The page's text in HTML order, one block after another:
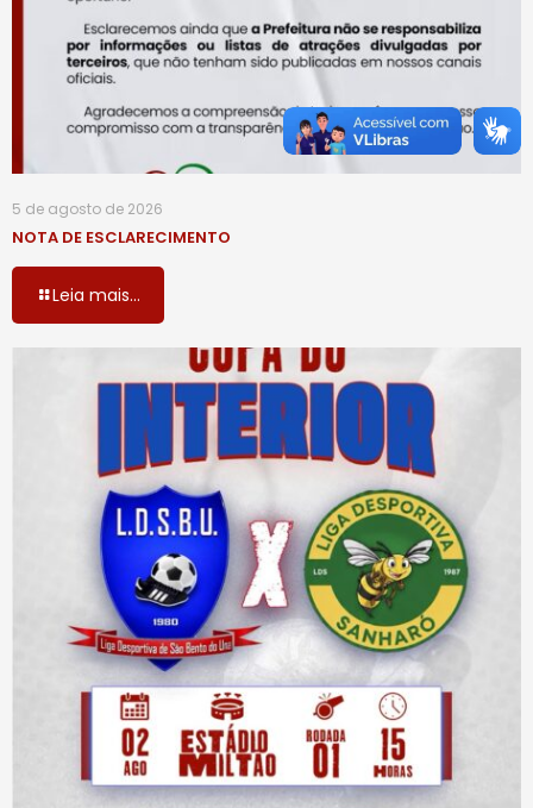
5 de agosto de 2026
NOTA DE ESCLARECIMENTO
Leia mais...